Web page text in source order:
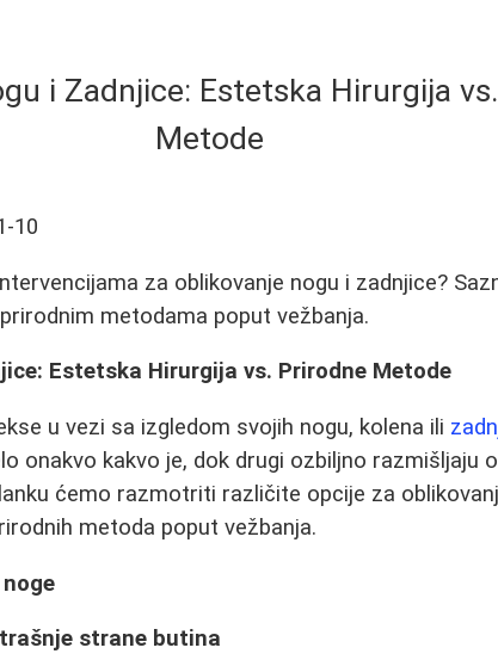
i Zadnjice: Estetska Hirurgija
Metode
10
za oblikovanje nogu i zadnjice?
metodama poput vežbanja.
Estetska Hirurgija vs. Prirodne Metode
u vezi sa izgledom svojih nogu, kolena ili
onakvo kakvo je, dok drugi ozbiljno razmišljaju
ćemo razmotriti različite opcije za
metoda poput vežbanja.
strane butina